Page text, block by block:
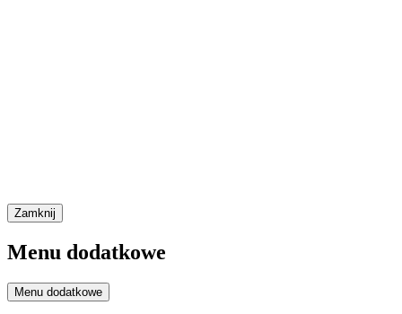
Zamknij
Menu dodatkowe
Menu dodatkowe